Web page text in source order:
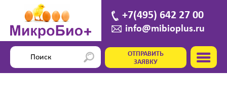
+7(495) 642 27 00
info@mibioplus.ru
ОТПРАВИТЬ
ЗАЯВКУ